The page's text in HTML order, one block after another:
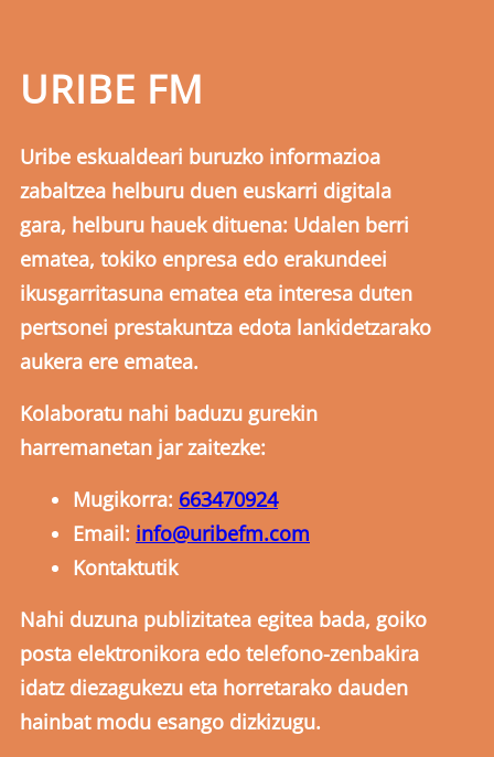
URIBE FM
Uribe eskualdeari buruzko informazioa
zabaltzea helburu duen euskarri digitala
gara, helburu hauek dituena: Udalen berri
ematea, tokiko enpresa edo erakundeei
ikusgarritasuna ematea eta interesa duten
pertsonei prestakuntza edota lankidetzarako
aukera ere ematea.
Kolaboratu nahi baduzu gurekin
harremanetan jar zaitezke:
Mugikorra: 663470924
Email: info@uribefm.com
Kontaktutik
Nahi duzuna publizitatea egitea bada, goiko
posta elektronikora edo telefono-zenbakira
idatz diezagukezu eta horretarako dauden
hainbat modu esango dizkizugu.